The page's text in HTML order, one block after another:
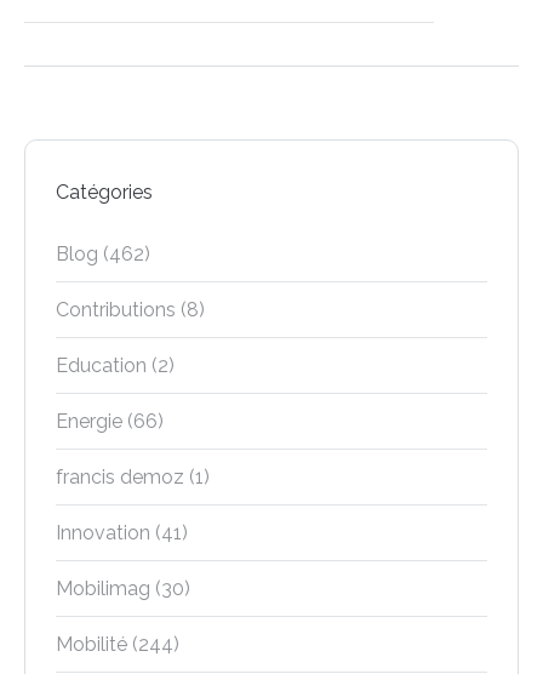
Catégories
Blog (462)
Contributions (8)
Education (2)
Energie (66)
francis demoz (1)
Innovation (41)
Mobilimag (30)
Mobilité (244)